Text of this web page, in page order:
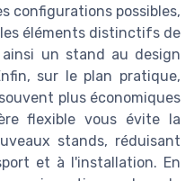
configurations possibles,
éléments distinctifs de
un stand au design
sur le plan pratique,
plus économiques
flexible vous évite la
stands, réduisant
et à l'installation. En